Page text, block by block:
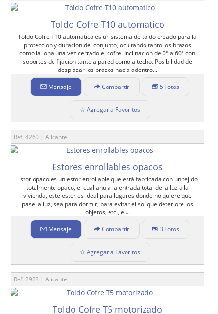
Toldo Cofre T10 automatico
Toldo Cofre T10 automatico es un sistema de toldo creado para la
proteccion y duracion del conjunto, ocultando tanto los brazos
como la lona una vez cerrado el cofre. Inclinacion de 0º a 60º con
soportes de fijacion tanto a pared como a techo. Posibilidad de
desplazar los brazos hacia adentro...
Mensaje Compartir 5 Fotos
☆ Agregar a Favoritos
Ref. 4260 | Alicante
Estores enrollables opacos
Estor opaco es un estor enrollable que está fabricada con un tejido
totalmente opaco, el cual anula la entrada total de la luz a la
vivienda, este estor es ideal para lugares donde no quiere que
pase la luz, sea para dormir, para evitar el sol que deteriore los
objetos, etc., el...
Mensaje Compartir 3 Fotos
☆ Agregar a Favoritos
Ref. 2928 | Alicante
Toldo Cofre T5 motorizado